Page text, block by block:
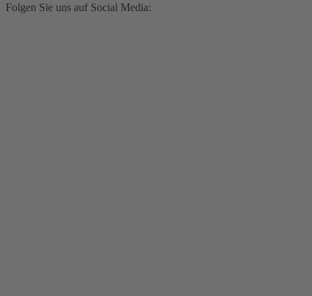
Folgen Sie uns auf Social Media: